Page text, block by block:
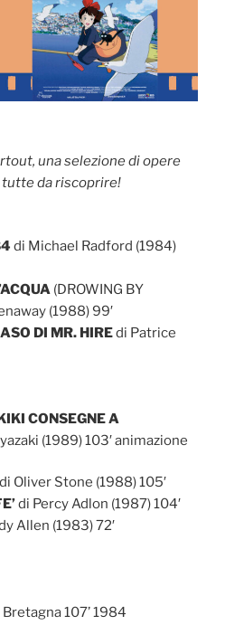
una selezione di opere
tutte da riscoprire!
di Michael Radford (1984)
(DROWING BY
(1988) 99′
DI MR. HIREdi Patrice
CONSEGNE A
(1989) 103′ animazione
di Oliver Stone (1988) 105′
di Percy Adlon (1987) 104′
Allen (1983) 72′
107’ 1984